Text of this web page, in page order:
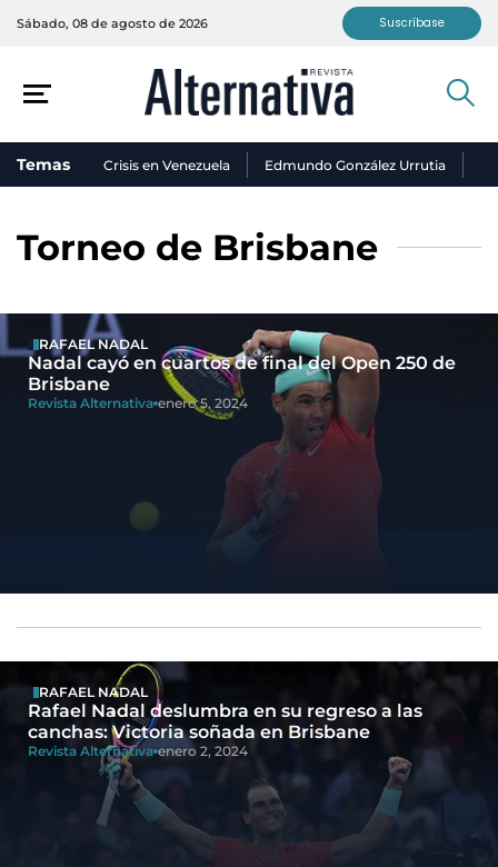
Sábado, 08 de agosto de 2026 Suscríbase
Temas Crisis en Venezuela Edmundo González Urrutia
Torneo de Brisbane
RAFAEL NADAL
Nadal cayó en cuartos de final del Open 250 de
Brisbane
Revista Alternativa enero 5, 2024
RAFAEL NADAL
Rafael Nadal deslumbra en su regreso a las
canchas: Victoria soñada en Brisbane
Revista Alternativa enero 2, 2024